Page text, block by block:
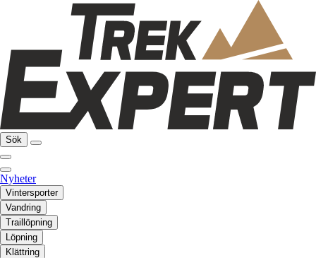
Sök
Nyheter
Vintersporter
Vandring
Traillöpning
Löpning
Klättring